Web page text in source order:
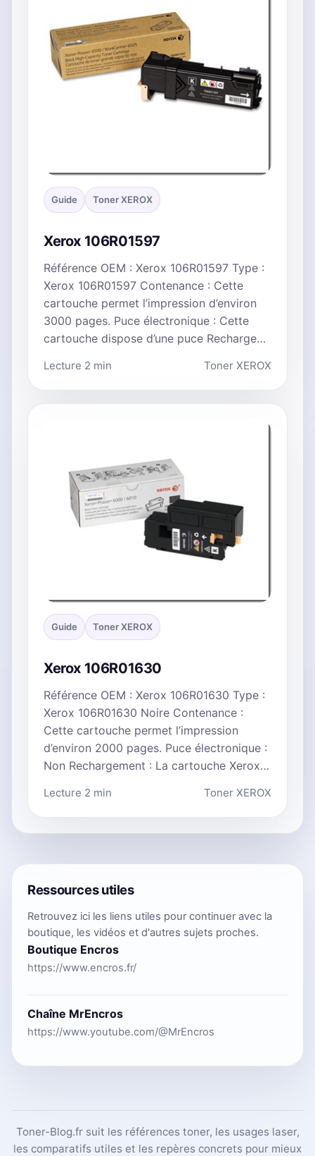
Guide Toner XEROX
Xerox 106R01597
Référence OEM : Xerox 106R01597 Type :
Xerox 106R01597 Contenance : Cette
cartouche permet l’impression d’environ
3000 pages. Puce électronique : Cette
cartouche dispose d’une puce Recharge…
Lecture 2 min Toner XEROX
Guide Toner XEROX
Xerox 106R01630
Référence OEM : Xerox 106R01630 Type :
Xerox 106R01630 Noire Contenance :
Cette cartouche permet l’impression
d’environ 2000 pages. Puce électronique :
Non Rechargement : La cartouche Xerox…
Lecture 2 min Toner XEROX
Ressources utiles
Retrouvez ici les liens utiles pour continuer avec la
boutique, les vidéos et d'autres sujets proches.
Boutique Encros
https://www.encros.fr/
Chaîne MrEncros
https://www.youtube.com/@MrEncros
Toner-Blog.fr suit les références toner, les usages laser,
les comparatifs utiles et les repères concrets pour mieux